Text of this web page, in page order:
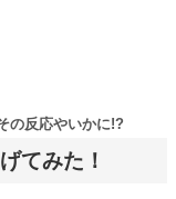
てみた！
の反応やいかに!?